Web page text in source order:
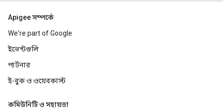
Apigee সম্পর্কে
We're part of Google
ইভেন্টগুলি
পার্টনার
ই-বুক ও ওয়েবকাস্ট
কমিউনিটি ও সহায়তা